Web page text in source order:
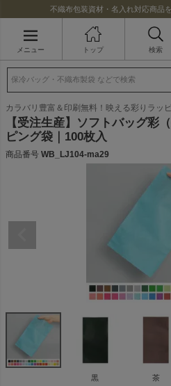
不織布包装資材・名入れ対応商品
メニュー トップ 検索
カラバリ豊富＆印刷無料！映える彩りラッ
【受注生産】ソフトバッグ彩
ピング袋｜100枚入
商品番号 WB_LJ104-ma29
黒 茶